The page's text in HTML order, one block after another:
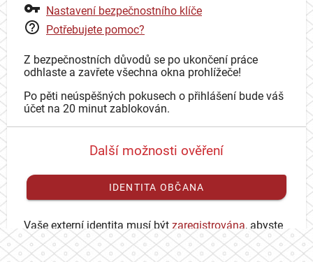
Nastavení bezpečnostního klíče
Potřebujete pomoc?
Z bezpečnostních důvodů se po ukončení práce
odhlaste a zavřete všechna okna prohlížeče!
Po pěti neúspěšných pokusech o přihlášení bude váš
účet na 20 minut zablokován.
Další možnosti ověření
IDENTITA OBČANA
Vaše externí identita musí být zaregistrována, abyste
se mohli přihlásit ke svému CAS účtu.